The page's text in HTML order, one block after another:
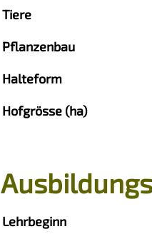
Tiere
Pflanzenbau
Halteform
Hofgrösse (ha)
Lehrbeginn